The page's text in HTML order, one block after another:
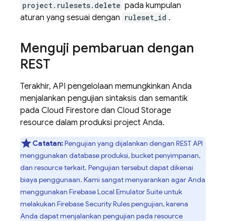
project.rulesets.delete pada kumpulan
aturan yang sesuai dengan ruleset_id .
Menguji pembaruan dengan
REST
Terakhir, API pengelolaan memungkinkan Anda
menjalankan pengujian sintaksis dan semantik
pada Cloud Firestore dan Cloud Storage
resource dalam produksi project Anda.
Catatan:Pengujian yang dijalankan dengan REST API
menggunakan database produksi, bucket penyimpanan,
dan resource terkait. Pengujian tersebut dapat dikenai
biaya penggunaan. Kami sangat menyarankan agar Anda
menggunakan Firebase Local Emulator Suiteuntuk
melakukan Firebase Security Rulespengujian, karena
Anda dapat menjalankan pengujian pada resource